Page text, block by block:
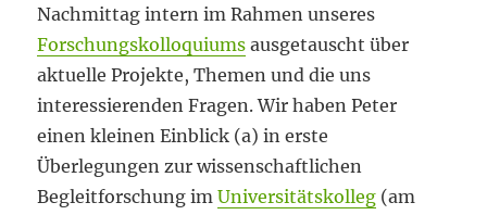
Nachmittag intern im Rahmen unseres
Forschungskolloquiums ausgetauscht über
aktuelle Projekte, Themen und die uns
interessierenden Fragen. Wir haben Peter
einen kleinen Einblick (a) in erste
Überlegungen zur wissenschaftlichen
Begleitforschung imUniversitätskolleg (am